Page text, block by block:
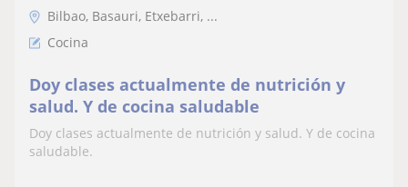
Bilbao, Basauri, Etxebarri, ...
Cocina
Doy clases actualmente de nutrición y
salud. Y de cocina saludable
Doy clases actualmente de nutrición y salud. Y de cocina
saludable.